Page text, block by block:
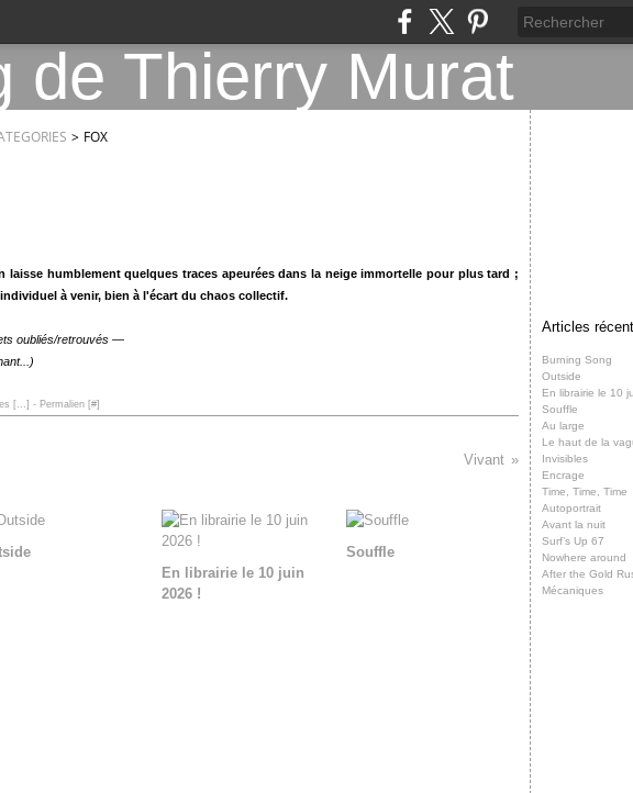
> FOX
laisse humblement quelques traces apeurées dans la neige immortelle pour plus tard ;
à venir, bien à l'écart du chaos collectif.
oubliés/retrouvés —
[…] - Permalien [#]
Vivant
En librairie le 10 juin
2026 !
Souffle
Articles
Burning Song
Outside
En librairie le 10
Souffle
Au large
Le haut de la
Invisibles
Encrage
Time, Time, Time
Autoportrait
Avant la nuit
Surf’s Up 67
Nowhere around
After the Gold
Mécaniques